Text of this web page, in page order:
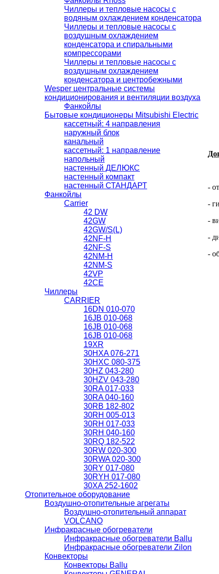
Чиллеры и тепловые насосы с
водяным охлаждением конденсатора
Чиллеры и тепловые насосы с
воздушным охлаждением
конденсатора и спиральными
компрессорами
Чиллеры и тепловые насосы с
воздушным охлаждением
конденсатора и центробежными
Wesper центральные системы
кондиционирования и вентиляции воздуха
Фанкойлы
Бытовые кондиционеры Mitsubishi Electric
кассетный: 4 направления
наружный блок
канальный
кассетный: 1 направление
напольный
настенный ДЕЛЮКС
настенный компакт
настенный СТАНДАРТ
Фанкойлы
Carrier
42 DW
42GW
42GW/S(L)
42NF-H
42NF-S
42NM-H
42NМ-S
42VP
42СЕ
Чиллеры
CARRIER
16DN 010-070
16JB 010-068
16JB 010-068
16JB 010-068
19XR
30HXA 076-271
30HXС 080-375
30HZ 043-280
30HZV 043-280
30RA 017-033
30RA 040-160
30RB 182-802
30RH 005-013
30RH 017-033
30RH 040-160
30RQ 182-522
30RW 020-300
30RWA 020-300
30RY 017-080
30RYH 017-080
30XA 252-1602
Отопительное оборудование
Воздушно-отопительные агрегаты
Воздушно-отопительный аппарат
VOLCANO
Инфракрасные обогреватели
Инфракрасные обогреватели Ballu
Инфракрасные обогреватели Zilon
Конвекторы
Конвекторы Ballu
-
-
-
-
-